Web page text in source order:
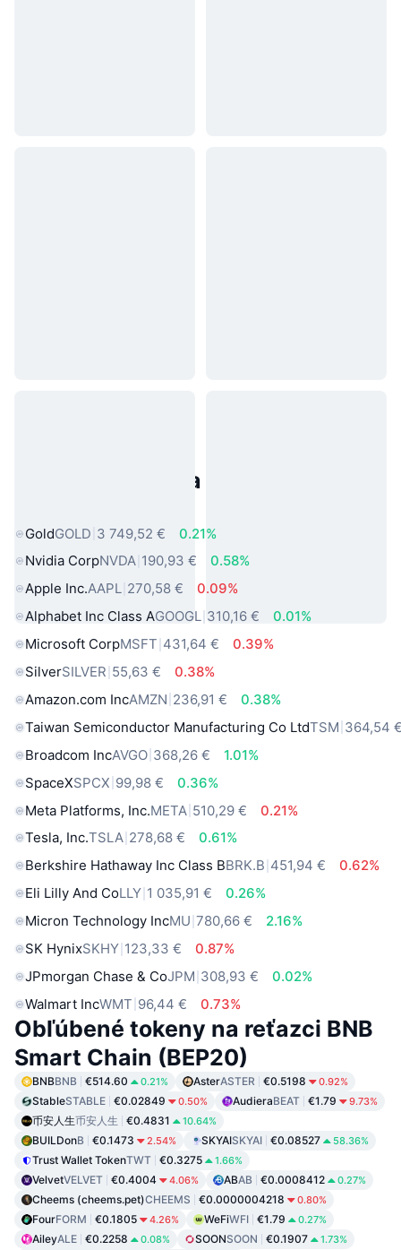
Populárne aktíva z reálneho
GoldGOLD 3 749,52 €
0.21%
Nvidia CorpNVDA 190,93 €
0.58%
Apple Inc.AAPL 270,58 €
0.09%
Alphabet Inc Class AGOOGL 310,16 €
0.01%
Microsoft CorpMSFT 431,64 €
0.39%
SilverSILVER 55,63 €
0.38%
Amazon.com IncAMZN 236,91 €
0.38%
Taiwan Semiconductor Manufacturing Co LtdTSM 364,54
Broadcom IncAVGO 368,26 €
1.01%
SpaceXSPCX 99,98 €
0.36%
Meta Platforms, Inc.META 510,29 €
0.21%
Tesla, Inc.TSLA 278,68 €
0.61%
Berkshire Hathaway Inc Class BBRK.B 451,94 €
0.62%
Eli Lilly And CoLLY 1 035,91 €
0.26%
Micron Technology IncMU 780,66 €
2.16%
SK HynixSKHY 123,33 €
0.87%
JPmorgan Chase & CoJPM 308,93 €
0.02%
Walmart IncWMT 96,44 € 0.73%
Obľúbené tokeny na reťazci BNB
Smart Chain (BEP20)
BNBBNB €514.60 0.21% AsterASTER €0.5198 0.92%
StableSTABLE €0.02849 0.50% AudieraBEAT €1.79 9.73%
币安人生币安人生 €0.4831 10.64%
BUILDonB €0.1473 2.54% SKYAISKYAI €0.08527 58.36%
Trust Wallet TokenTWT €0.3275 1.66%
VelvetVELVET €0.4004 4.06% ABAB €0.0008412 0.27%
Cheems (cheems.pet)CHEEMS €0.0000004218 0.80%
FourFORM €0.1805 4.26% WeFiWFI €1.79 0.27%
AileyALE €0.2258 0.08% SOONSOON €0.1907 1.73%